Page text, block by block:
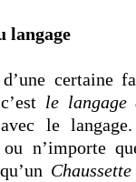
langage
d’une certaine
le langage
le
ou n’importe